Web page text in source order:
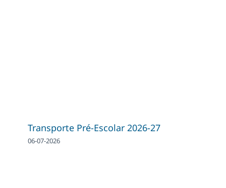
Transporte Pré-Escolar 2026-27
06-07-2026